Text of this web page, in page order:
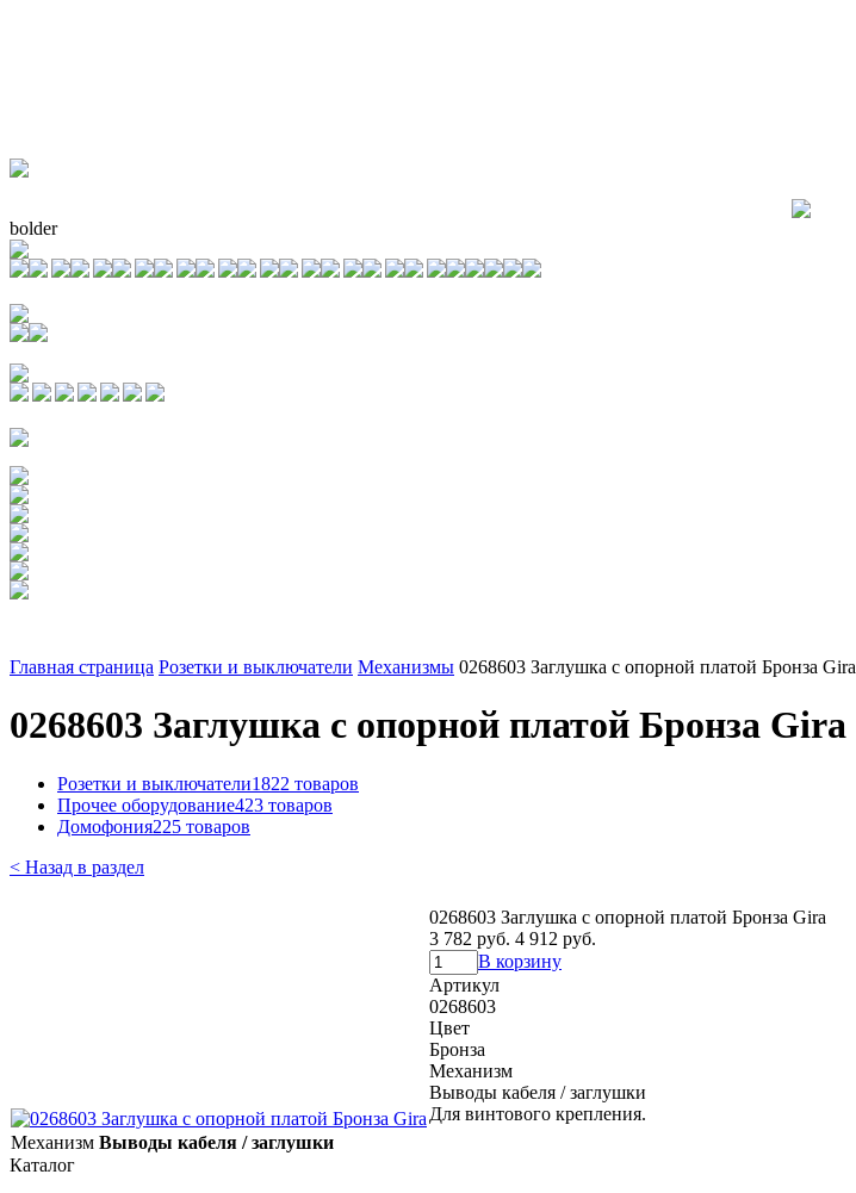
bolder
Главная страница Розетки и выключатели Механизмы 0268603 Заглушка с опорной платой Бронза Gira
0268603 Заглушка с опорной платой Бронза Gira
Розетки и выключатели1822 товаров
Прочее оборудование423 товаров
Домофония225 товаров
< Назад в раздел
0268603 Заглушка с опорной платой Бронза Gira
3 782 руб. 4 912 руб.
В корзину
Артикул
0268603
Цвет
Бронза
Механизм
Выводы кабеля / заглушки
Для винтового крепления.
Механизм Выводы кабеля / заглушки
Каталог